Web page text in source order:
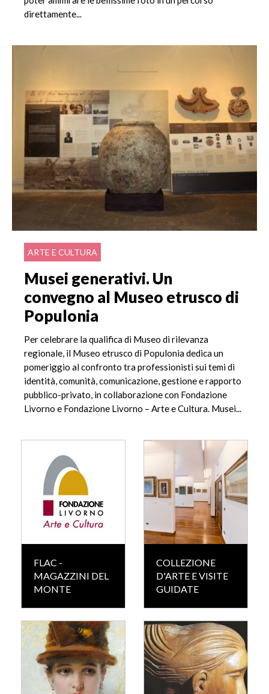
direttamente...
ARTE E CULTURA
Musei generativi. Un
convegno al Museo etrusco di
Populonia
Per celebrare la qualifica di Museo di rilevanza
regionale, il Museo etrusco di Populonia dedica un
pomeriggio al confronto tra professionisti sui temi di
identità, comunità, comunicazione, gestione e rapporto
pubblico-privato, in collaborazione con Fondazione
Livorno e Fondazione Livorno – Arte e Cultura. Musei...
FLAC -
MAGAZZINI DEL
MONTE
COLLEZIONE
D'ARTE E VISITE
GUIDATE